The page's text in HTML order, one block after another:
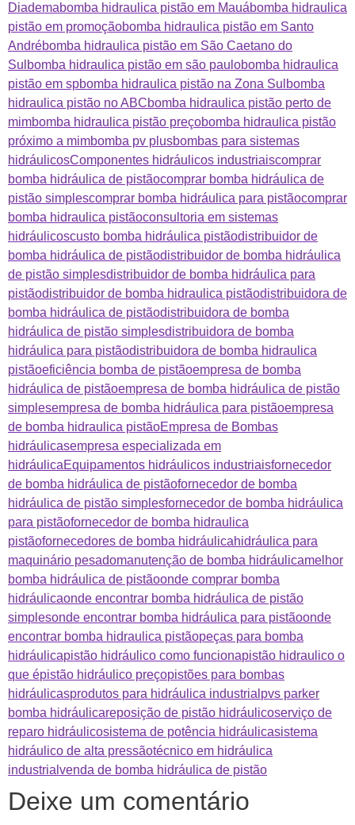
Diademabomba hidraulica pistão em Mauábomba hidraulica
pistão em promoçãobomba hidraulica pistão em Santo
Andrébomba hidraulica pistão em São Caetano do
Sul bomba hidraulica pistão em são paulobomba hidraulica
pistão em spbomba hidraulica pistão na Zona Sul bomba
hidraulica pistão no ABCbomba hidraulica pistão perto de
mimbomba hidraulica pistão preçobomba hidraulica pistão
próximo a mimbomba pv plusbombas para sistemas
hidráulicosComponentes hidráulicos industriaiscomprar
bomba hidráulica de pistãocomprar bomba hidráulica de
pistão simplescomprar bomba hidráulica para pistãocomprar
bomba hidraulica pistãoconsultoria em sistemas
hidráulicoscusto bomba hidráulica pistãodistribuidor de
bomba hidráulica de pistãodistribuidor de bomba hidráulica
de pistão simplesdistribuidor de bomba hidráulica para
pistãodistribuidor de bomba hidraulica pistãodistribuidora de
bomba hidráulica de pistãodistribuidora de bomba
hidráulica de pistão simplesdistribuidora de bomba
hidráulica para pistãodistribuidora de bomba hidraulica
pistãoeficiência bomba de pistãoempresa de bomba
hidráulica de pistãoempresa de bomba hidráulica de pistão
simplesempresa de bomba hidráulica para pistãoempresa
de bomba hidraulica pistãoEmpresa de Bombas
hidráulicasempresa especializada em
hidráulicaEquipamentos hidráulicos industriaisfornecedor
de bomba hidráulica de pistãofornecedor de bomba
hidráulica de pistão simplesfornecedor de bomba hidráulica
para pistãofornecedor de bomba hidraulica
pistãofornecedores de bomba hidráulicahidráulica para
maquinário pesadomanutenção de bomba hidráulicamelhor
bomba hidráulica de pistãoonde comprar bomba
hidráulicaonde encontrar bomba hidráulica de pistão
simplesonde encontrar bomba hidráulica para pistãoonde
encontrar bomba hidraulica pistãopeças para bomba
hidráulicapistão hidráulico como funcionapistão hidraulico o
que épistão hidráulico preçopistões para bombas
hidráulicasprodutos para hidráulica industrial pvs parker
bomba hidráulicareposição de pistão hidráulicoserviço de
reparo hidráulicosistema de potência hidráulicasistema
hidráulico de alta pressãotécnico em hidráulica
industrial venda de bomba hidráulica de pistão
Deixe um comentário